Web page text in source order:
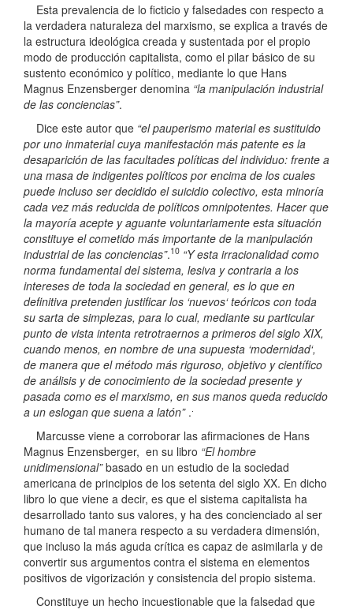
Esta prevalencia de lo ficticio y falsedades con respecto a
la verdadera naturaleza del marxismo, se explica a través de
la estructura ideológica creada y sustentada por el propio
modo de producción capitalista, como el pilar básico de su
sustento económico y político, mediante lo que Hans
Magnus Enzensberger denomina “la manipulación industrial
de las conciencias”.
Dice este autor que “el pauperismo material es sustituido
por uno inmaterial cuya manifestación más patente es la
desaparición de las facultades políticas del individuo: frente a
una masa de indigentes políticos por encima de los cuales
puede incluso ser decidido el suicidio colectivo, esta minoría
cada vez más reducida de políticos omnipotentes. Hacer que
la mayoría acepte y aguante voluntariamente esta situación
constituye el cometido más importante de la manipulación
industrial de las conciencias”.10 “Y esta irracionalidad como
norma fundamental del sistema, lesiva y contraria a los
intereses de toda la sociedad en general, es lo que en
definitiva pretenden justificar los ‘nuevos‘ teóricos con toda
su sarta de simplezas, para lo cual, mediante su particular
punto de vista intenta retrotraernos a primeros del siglo XIX,
cuando menos, en nombre de una supuesta ‘modernidad‘,
de manera que el método más riguroso, objetivo y científico
de análisis y de conocimiento de la sociedad presente y
pasada como es el marxismo, en sus manos queda reducido
a un eslogan que suena a latón” ..
Marcusse viene a corroborar las afirmaciones de Hans
Magnus Enzensberger, en su libro “El hombre
unidimensional”basado en un estudio de la sociedad
americana de principios de los setenta del siglo XX. En dicho
libro lo que viene a decir, es que el sistema capitalista ha
desarrollado tanto sus valores, y ha des concienciado al ser
humano de tal manera respecto a su verdadera dimensión,
que incluso la más aguda crítica es capaz de asimilarla y de
convertir sus argumentos contra el sistema en elementos
positivos de vigorización y consistencia del propio sistema.
Constituye un hecho incuestionable que la falsedad que